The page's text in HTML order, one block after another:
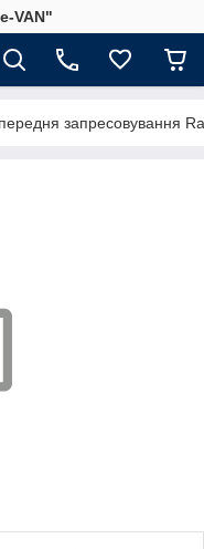
VAN"
запресовування